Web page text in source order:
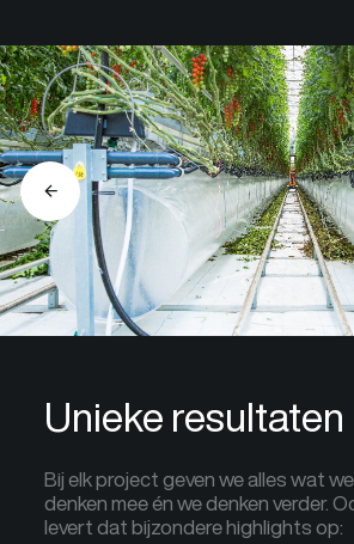
Unieke resultaten
Bij elk project geven we alles wat
denken mee én we denken verder.
levert dat bijzonderehighlightsop: